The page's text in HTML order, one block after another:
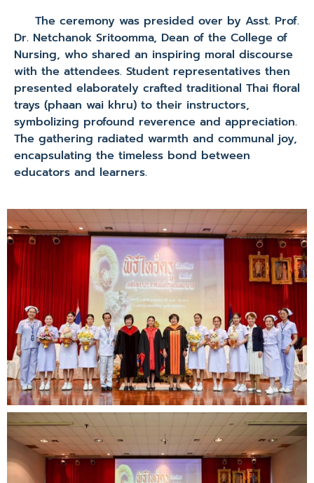
The ceremony was presided over by Asst. Prof.
Dr. Netchanok Sritoomma, Dean of the College of
Nursing, who shared an inspiring moral discourse
with the attendees. Student representatives then
presented elaborately crafted traditional Thai floral
trays (phaan wai khru) to their instructors,
symbolizing profound reverence and appreciation.
The gathering radiated warmth and communal joy,
encapsulating the timeless bond between
educators and learners.